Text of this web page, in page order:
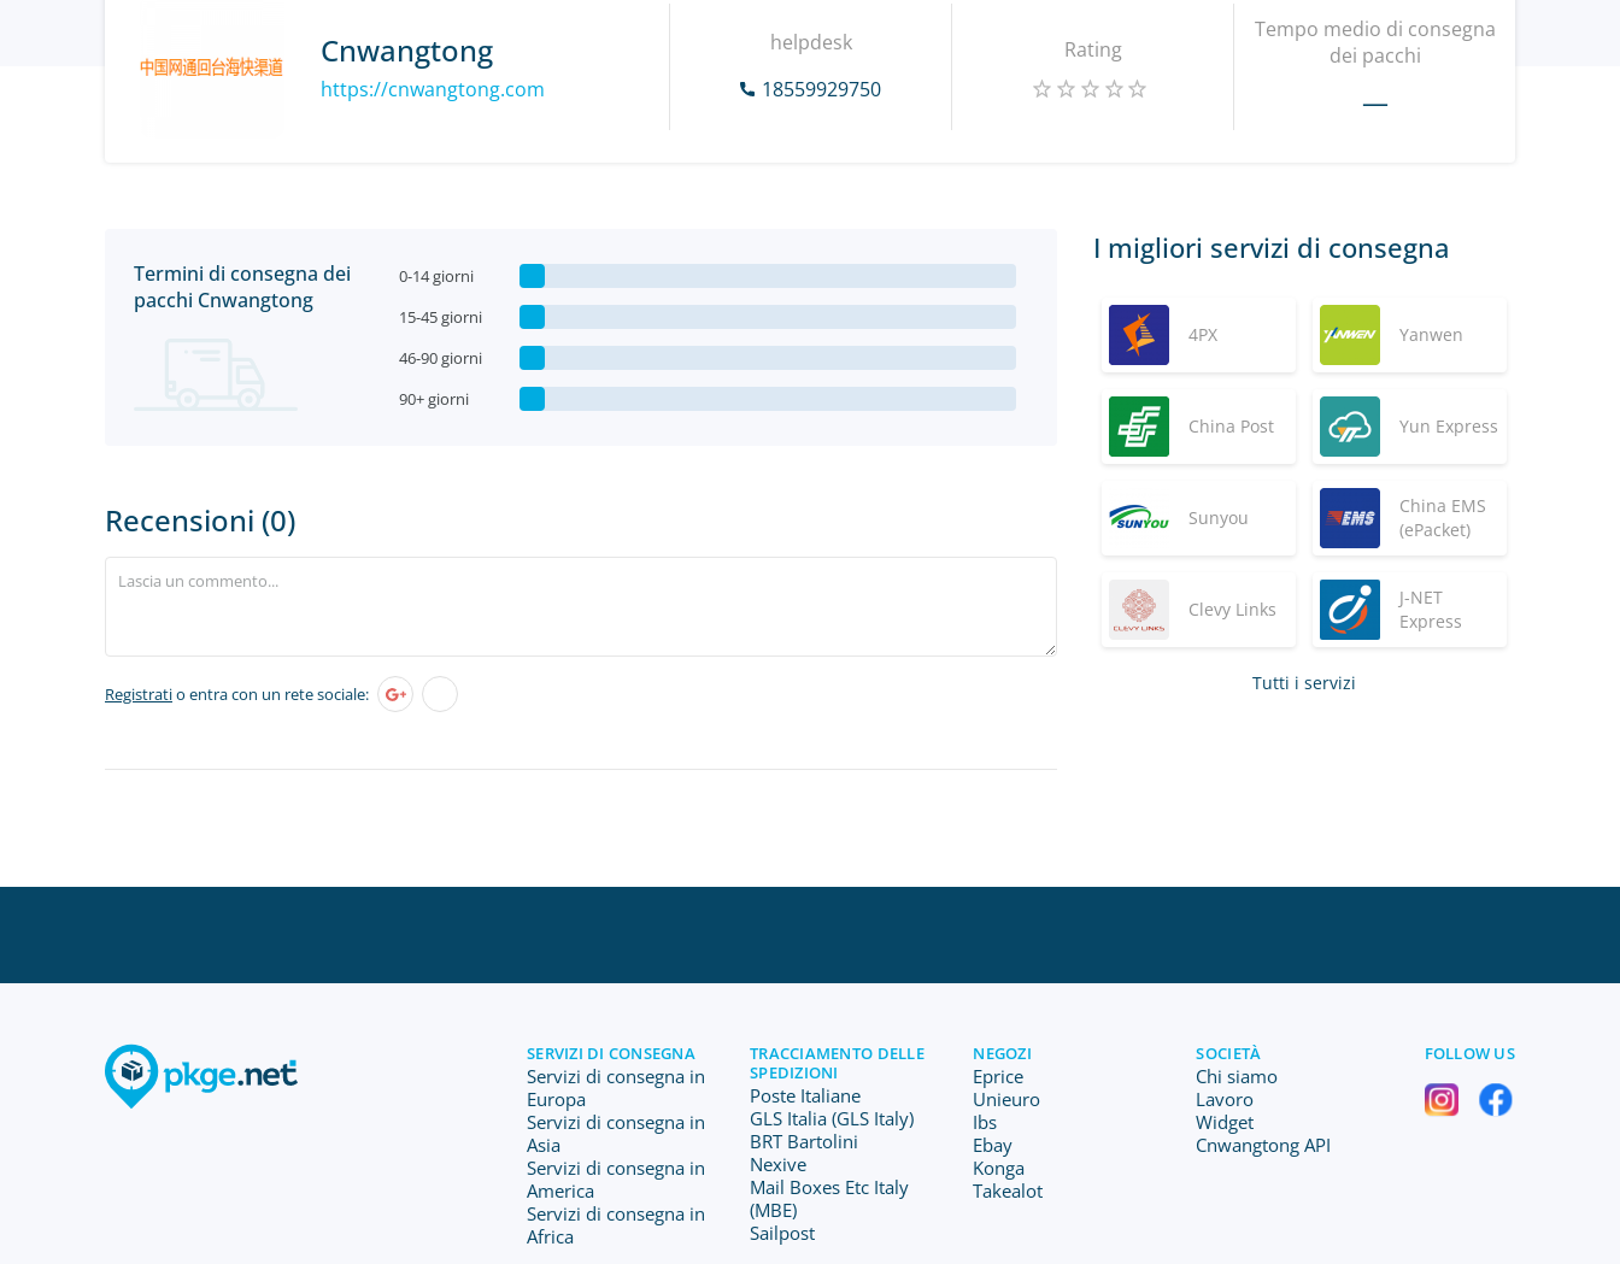
Сnwangtong
https://cnwangtong.com
helpdesk
18559929750
Rating
Tempo medio di consegna
dei pacchi
—
Termini di consegna dei
pacchi Сnwangtong
0-14 giorni
15-45 giorni
46-90 giorni
90+ giorni
Recensioni (0)
Registratio entra con un rete sociale:
I migliori servizi di consegna
4PX Yanwen
China Post Yun Express
Sunyou
China EMS
(ePacket)
Clevy Links
J-NET
Express
Tutti i servizi
SERVIZI DI CONSEGNA
Servizi di consegna in
Europa
Servizi di consegna in
Asia
Servizi di consegna in
America
Servizi di consegna in
Africa
TRACCIAMENTO DELLE
SPEDIZIONI
Poste Italiane
GLS Italia (GLS Italy)
BRT Bartolini
Nexive
Mail Boxes Etc Italy
(MBE)
Sailpost
NEGOZI
Eprice
Unieuro
Ibs
Ebay
Konga
Takealot
SOCIETÀ
Chi siamo
Lavoro
Widget
Сnwangtong API
FOLLOW US